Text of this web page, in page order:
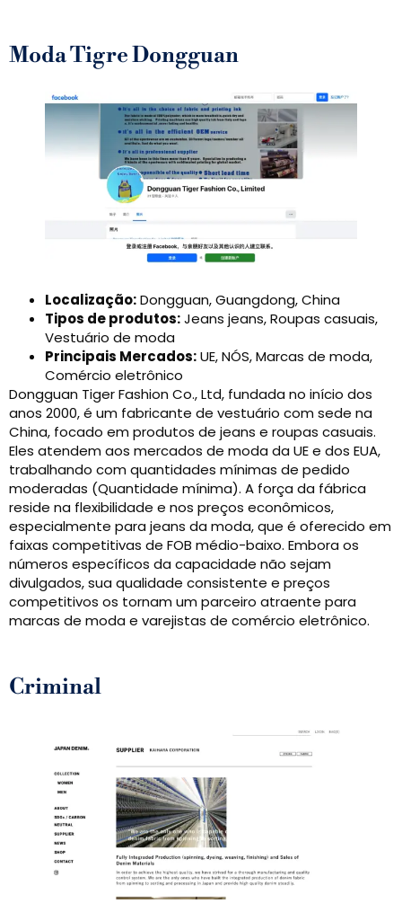
Moda Tigre Dongguan
Localização:Dongguan, Guangdong, China
Tipos de produtos:Jeans jeans, Roupas casuais,
Vestuário de moda
Principais Mercados:UE, NÓS, Marcas de moda,
Comércio eletrônico
Dongguan Tiger Fashion Co., Ltd, fundada no início dos
anos 2000, é um fabricante de vestuário com sede na
China, focado em produtos de jeans e roupas casuais.
Eles atendem aos mercados de moda da UE e dos EUA,
trabalhando com quantidades mínimas de pedido
moderadas (Quantidade mínima). A força da fábrica
reside na flexibilidade e nos preços econômicos,
especialmente para jeans da moda, que é oferecido em
faixas competitivas de FOB médio-baixo. Embora os
números específicos da capacidade não sejam
divulgados, sua qualidade consistente e preços
competitivos os tornam um parceiro atraente para
marcas de moda e varejistas de comércio eletrônico.
Criminal